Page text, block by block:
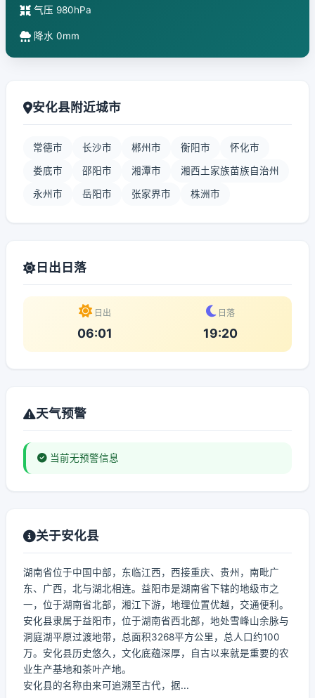
气压 980hPa
降水 0mm
安化县附近城市
常德市 长沙市 郴州市 衡阳市 怀化市
娄底市 邵阳市 湘潭市 湘西土家族苗族自治州
永州市 岳阳市 张家界市 株洲市
日出日落
日出
06:01
日落
19:20
天气预警
当前无预警信息
关于安化县
湖南省位于中国中部，东临江西，西接重庆、贵州，南毗广
东、广西，北与湖北相连。益阳市是湖南省下辖的地级市之
一，位于湖南省北部，湘江下游，地理位置优越，交通便利。
安化县隶属于益阳市，位于湖南省西北部，地处雪峰山余脉与
洞庭湖平原过渡地带，总面积3268平方公里，总人口约100
万。安化县历史悠久，文化底蕴深厚，自古以来就是重要的农
业生产基地和茶叶产地。
安化县的名称由来可追溯至古代，据...